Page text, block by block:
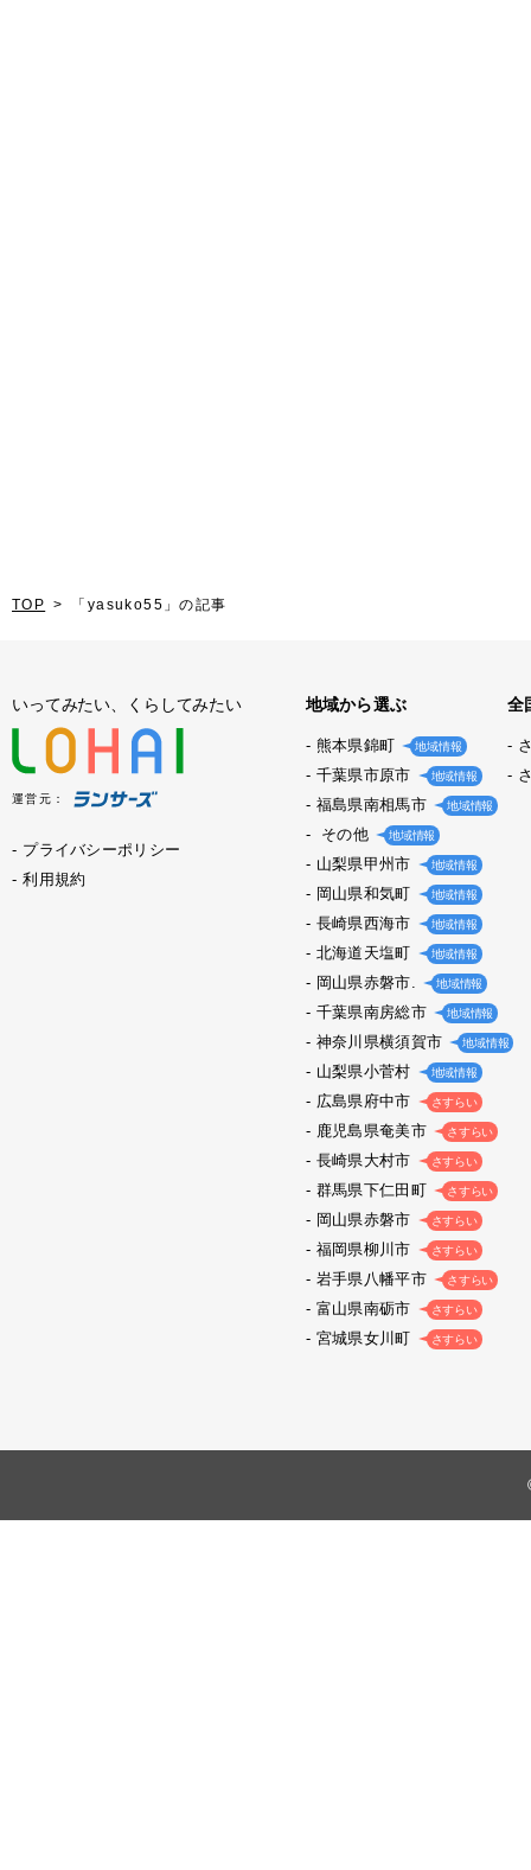
TOP 「yasuko55」の記事
いってみたい、くらしてみたい
運営元：
プライバシーポリシー
利用規約
地域から選ぶ
熊本県錦町 地域情報
千葉県市原市 地域情報
福島県南相馬市 地域情報
その他 地域情報
山梨県甲州市 地域情報
岡山県和気町 地域情報
長崎県西海市 地域情報
北海道天塩町 地域情報
岡山県赤磐市. 地域情報
千葉県南房総市 地域情報
神奈川県横須賀市 地域情報
山梨県小菅村 地域情報
広島県府中市 さすらい
鹿児島県奄美市 さすらい
長崎県大村市 さすらい
群馬県下仁田町 さすらい
岡山県赤磐市 さすらい
福岡県柳川市 さすらい
岩手県八幡平市 さすらい
富山県南砺市 さすらい
宮城県女川町 さすらい
全